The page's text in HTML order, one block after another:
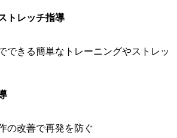
トレッチ指導
できる簡単なトレーニングやストレッ
の改善で再発を防ぐ